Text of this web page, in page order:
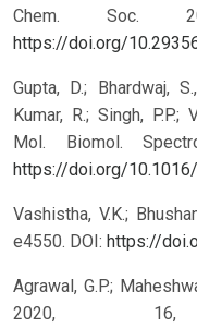
Chem. Soc.
https://doi.org/
Gupta, D.; Bhardwaj,
Kumar, R.; Singh,
Mol. Biomol.
https://doi.org/
Vashistha, V.K.;
e4550. DOI: https://
Agrawal, G.P.;
2020,